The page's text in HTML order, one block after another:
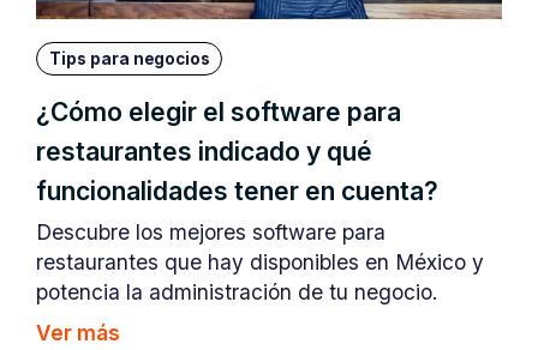
Tips para negocios
¿Cómo elegir el software para
restaurantes indicado y qué
funcionalidades tener en cuenta?
Descubre los mejores software para
restaurantes que hay disponibles en México y
potencia la administración de tu negocio.
Ver más